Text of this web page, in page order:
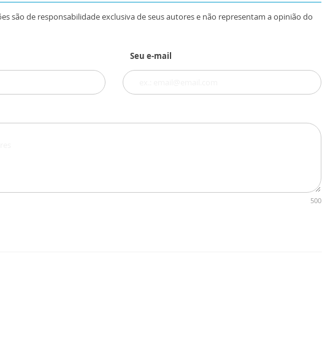
são de responsabilidade exclusiva de seus autores e não representam a opinião do
Seu e-mail
500